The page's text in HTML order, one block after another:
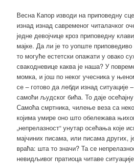
Весна Капор изводи на приповедну
изнад изнад савременог читалачког
једне девојчице кроз приповедну
мајке. Да ли је то уопште
то могуће естетски опажати у овако
свакодневице каква је наша? У
момка, и још по неког учесника у
се – готово да лебди изнад ситуације
самоћи људског бића. То даје
Самоћа смртника, чилење веза са
којима умире оно што обележава
„непрелазност“ унутар осећања које
мајчиних писама, или писама других,
враћа: шта то значи? Та се
невидљивог пратиоца читаве